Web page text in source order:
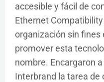
accesible y fácil de
Ethernet
organización sin fines
promover esta
nombre. Encargaron
Interbrand la tarea de